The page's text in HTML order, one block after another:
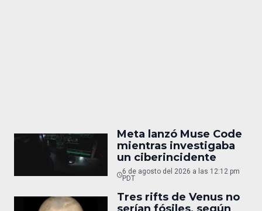
Meta lanzó Muse Code
mientras investigaba
un ciberincidente
6 de agosto del 2026 a las 12:12 pm
PDT
Tres rifts de Venus no